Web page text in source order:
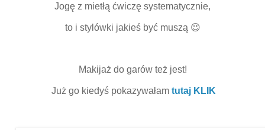
Jogę z mietłą ćwiczę systematycznie,
to i stylówki jakieś być muszą 😉
Makijaż do garów też jest!
Już go kiedyś pokazywałam tutaj KLIK